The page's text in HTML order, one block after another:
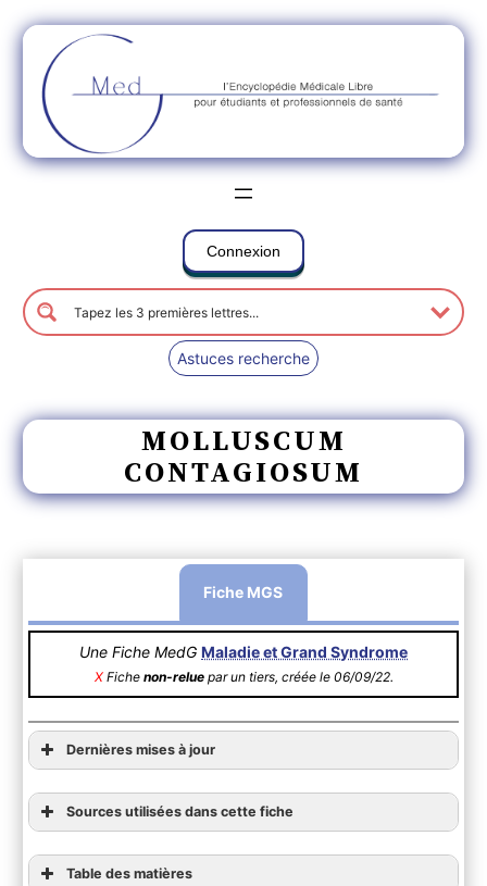
Connexion
Astuces recherche
MOLLUSCUM
CONTAGIOSUM
Fiche MGS
Une Fiche MedG Maladie et Grand Syndrome
XFiche non-reluepar un tiers, créée le 06/09/22.
Dernières mises à jour
cochrane (
Thomas)
–Avril 2021: création de la fiche (Beriel)
Sources utilisées dans cette fiche
Table des matières